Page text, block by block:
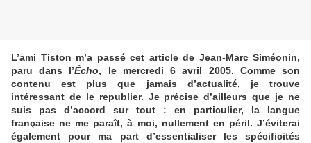
L’ami Tiston m’a passé cet article de Jean-Marc Siméonin,
paru dans l’Écho, le mercredi 6 avril 2005. Comme son
contenu est plus que jamais d’actualité, je trouve
intéressant de le republier. Je précise d’ailleurs que je ne
suis pas d’accord sur tout : en particulier, la langue
française ne me paraît, à moi, nullement en péril. J’éviterai
également pour ma part d’essentialiser les spécificités